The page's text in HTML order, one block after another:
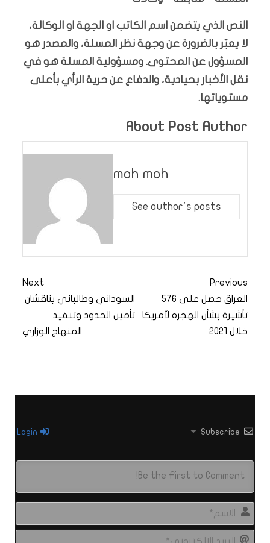
النص الذي يتضمن اسم الكاتب او الجهة او الوكالة،
لا يعبّر بالضرورة عن وجهة نظر المسلة، والمصدر هو
المسؤول عن المحتوى. ومسؤولية المسلة هو في
نقل الأخبار بحيادية، والدفاع عن حرية الرأي بأعلى
مستوياتها.
About Post Author
moh moh
See author's posts
Previous
العراق حصل على 576
تأشيرة بشأن الهجرة لأمريكا
خلال 2021
Next
السوداني وطالباني يناقشان
تأمين الحدود وتنفيذ
المنهاج الوزاري
Subscribe